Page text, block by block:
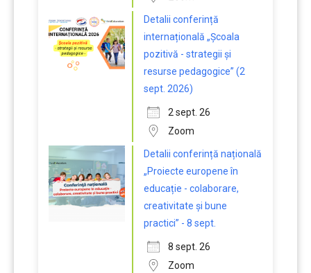
Detalii conferință
internațională „Școala
pozitivă - strategii și
resurse pedagogice” (2
sept. 2026)
2 sept. 26
Zoom
Detalii conferință națională
„Proiecte europene în
educație - colaborare,
creativitate și bune
practici” - 8 sept.
8 sept. 26
Zoom